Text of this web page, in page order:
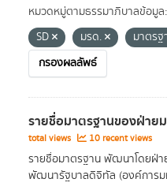
หมวดหมู่ตามธรรมาภิบาลข้อมูล:
SD
มรด.
มาตร
กรองผลลัพธ์
รายชื่อมาตรฐานของฝ่าย
total views
10 recent views
รายชื่อมาตรฐาน พัฒนาโดยฝ่
พัฒนารัฐบาลดิจิทัล (องค์การม